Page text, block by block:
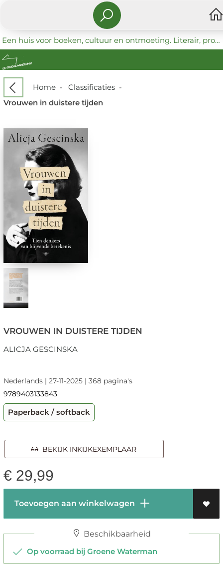
Een huis voor boeken, cultuur en ontmoeting. Literair, progressief en coöperatief.
Home- Classificaties-
Vrouwen in duistere tijden
VROUWEN IN DUISTERE TIJDEN
ALICJA GESCINSKA
Nederlands | 27-11-2025 | 368 pagina's
9789403133843
Paperback / softback
BEKIJK INKIJKEXEMPLAAR
€ 29,99
Toevoegen aan winkelwagen
Beschikbaarheid
Op voorraad bij Groene Waterman